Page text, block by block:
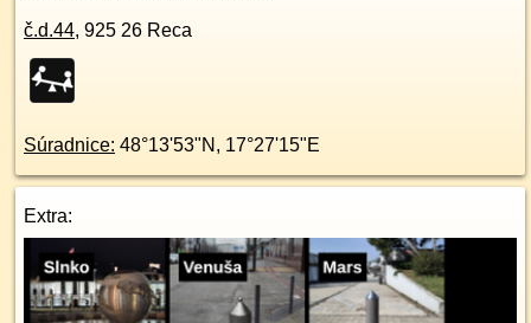
č.d.44, 925 26 Reca
Súradnice: 48°13'53"N , 17°27'15"E
Extra: